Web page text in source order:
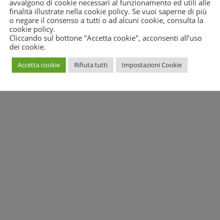
il quorum del 50% + 1 voto dipende solo dai cittadini, sempre che
finora molto scarsa. Tutte le oltre 100 sedi e sportelli
campagna”.
presenta Memoria alla Corte Costituzionale
avvalgono di cookie necessari al funzionamento ed utili alle
finalità illustrate nella cookie policy. Se vuoi saperne di più
o negare il consenso a tutti o ad alcuni cookie, consulta la
cookie policy.
Cliccando sul bottone "Accetta cookie", acconsenti all’uso
dei cookie.
Accetta cookie Rifiuta tutti Impostazioni Cookie